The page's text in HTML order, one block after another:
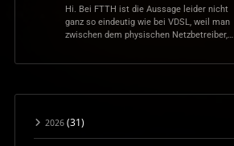
Hi. Bei FTTH ist die Aussage leider nicht
ganz so eindeutig wie bei VDSL, weil man
zwischen dem physischen Netzbetreiber,…
2026(31)